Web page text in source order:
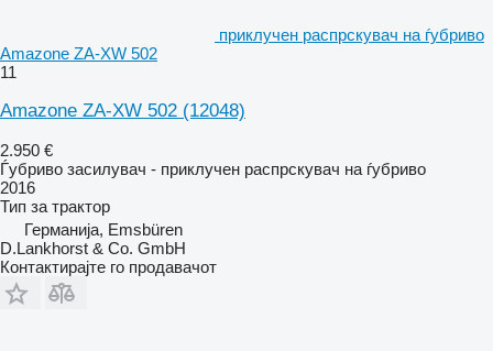
приклучен распрскувач на ѓубриво
Amazone ZA-XW 502
11
Amazone ZA-XW 502 (12048)
2.950 €
Ѓубриво засилувач - приклучен распрскувач на ѓубриво
2016
Тип за трактор
Германија, Emsbüren
D.Lankhorst & Co. GmbH
Контактирајте го продавачот